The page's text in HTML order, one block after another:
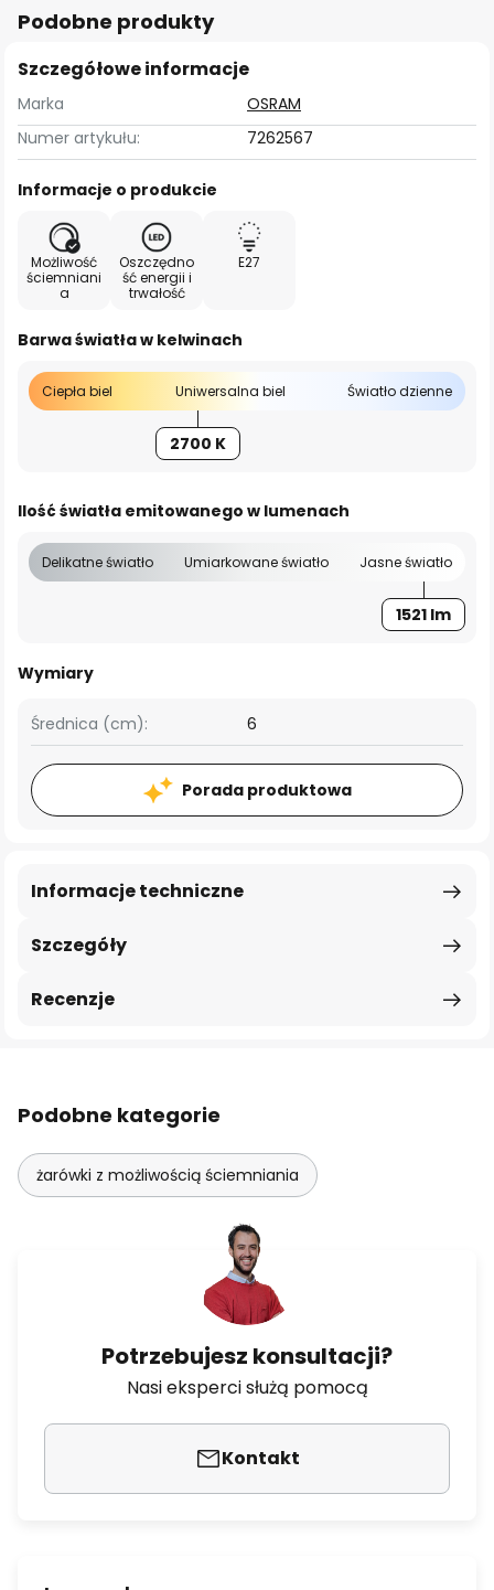
Podobne produkty
Szczegółowe informacje
Marka
OSRAM
Numer artykułu:
7262567
Informacje o produkcie
Możliwość
ściemniani
a
Oszczędno
ść energii i
trwałość
E27
Barwa światła w kelwinach
Ciepła biel Uniwersalna biel Światło dzienne
2700 K
Ilość światła emitowanego w lumenach
Delikatne światło Umiarkowane światło Jasne światło
1521 lm
Wymiary
Średnica (cm): 6
Porada produktowa
Szczegóły
Informacje techniczne
Recenzje
Podobne kategorie
żarówki z możliwością ściemniania
Potrzebujesz konsultacji?
Nasi eksperci służą pomocą
Kontakt